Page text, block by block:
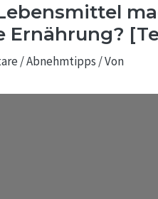
Ernährung?
/Abnehmtipps / Von